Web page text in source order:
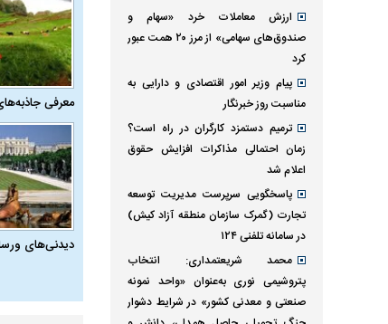
معرفی
دیدنی‌های
ارزش معاملات خرد «سهام و
صندوق‌های سهامی» از مرز ۲۰ همت عبور
کرد
پیام وزیر امور اقتصادی و دارایی به
مناسبت روز خبرنگار
ترمیم دستمزد کارگران در راه است؟
زمان احتمالی مذاکرات افزایش حقوق
اعلام شد
پاسخگویی سرپرست مدیریت توسعه
تجارت (گمرک سازمان منطقه آزاد کیش)
در سامانه تلفنی ۱۲۴
محمد شریعتمداری: انتخاب
پتروشیمی نوری به‌عنوان «واحد نمونه
صنعتی و معدنی کشور» در شرایط دشوار